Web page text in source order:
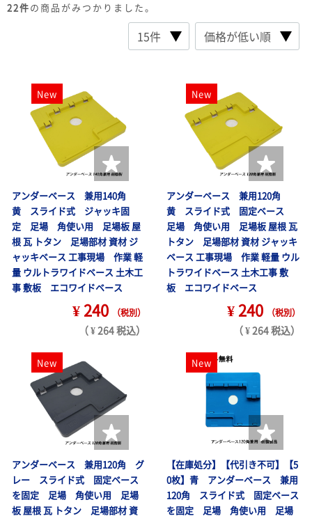
22件の商品がみつかりました。
New
アンダーベース 兼用140角
黄 スライド式 ジャッキ固
定 足場 角使い用 足場板 屋
根 瓦 トタン 足場部材 資材 ジ
ャッキベース 工事現場 作業 軽
量 ウルトラワイドベース 土木工
事 敷板 エコワイドベース
¥ 240 （税別）
（ ¥ 264 税込）
New
アンダーベース 兼用120角
黄 スライド式 固定ベース
足場 角使い用 足場板 屋根 瓦
トタン 足場部材 資材 ジャッキ
ベース 工事現場 作業 軽量 ウル
トラワイドベース 土木工事 敷
板 エコワイドベース
¥ 240 （税別）
（ ¥ 264 税込）
New
アンダーベース 兼用120角 グ
レー スライド式 固定ベース
を固定 足場 角使い用 足場
板 屋根 瓦 トタン 足場部材 資
New
【在庫処分】【代引き不可】【5
0枚】青 アンダーベース 兼用
120角 スライド式 固定ベース
を固定 足場 角使い用 足場